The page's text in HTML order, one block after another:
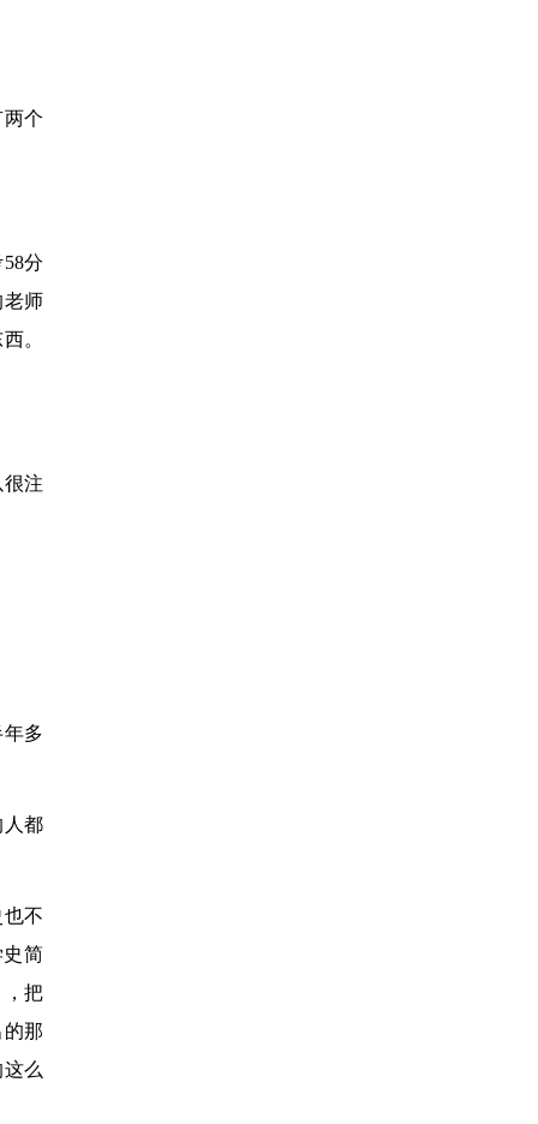
个
分
师
。
注
多
人都
不
简
，把
那
么